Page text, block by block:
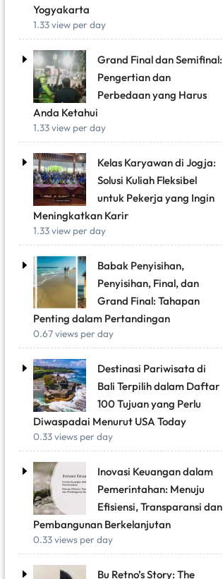
Yogyakarta
1.33 view per day
Grand Final dan Semifinal:
Pengertian dan
Perbedaan yang Harus
Anda Ketahui
1.33 view per day
Kelas Karyawan di Jogja:
Solusi Kuliah Fleksibel
untuk Pekerja yang Ingin
Meningkatkan Karir
1.33 view per day
Babak Penyisihan,
Penyisihan, Final, dan
Grand Final: Tahapan
Penting dalam Pertandingan
0.67 views per day
Destinasi Pariwisata di
Bali Terpilih dalam Daftar
100 Tujuan yang Perlu
Diwaspadai Menurut USA Today
0.33 views per day
Inovasi Keuangan dalam
Pemerintahan: Menuju
Efisiensi, Transparansi dan
Pembangunan Berkelanjutan
0.33 views per day
Bu Retno’s Story: The